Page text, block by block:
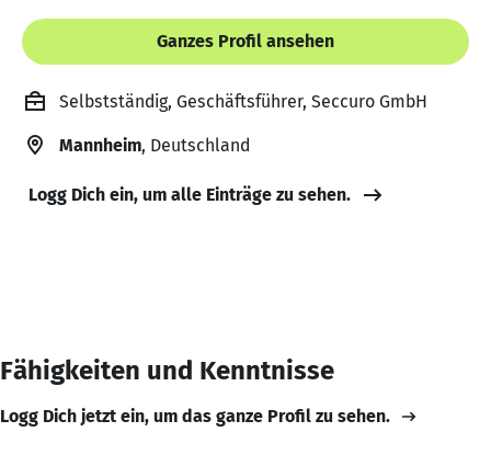
Ganzes Profil ansehen
Selbstständig, Geschäftsführer, Seccuro GmbH
Mannheim, Deutschland
Logg Dich ein, um alle Einträge zu sehen.
Fähigkeiten und Kenntnisse
Logg Dich jetzt ein, um das ganze Profil zu sehen.